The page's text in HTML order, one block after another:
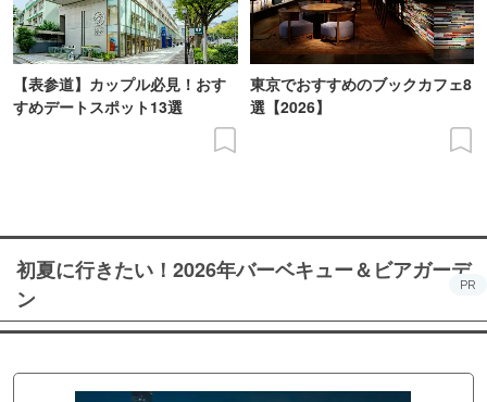
【表参道】カップル必見！おす
すめデートスポット13選
東京でおすすめのブックカフェ8
選【2026】
初夏に行きたい！2026年バーベキュー＆ビアガーデ
ン
PR